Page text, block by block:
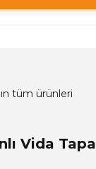
tüm ürünleri
Vida